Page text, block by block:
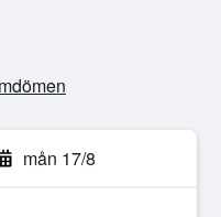
mån 17/8